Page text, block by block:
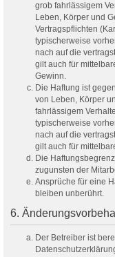
grob fahrlässigem
Leben, Körper und
Vertragspflichten
typischerweise
nach auf die
gilt auch für
Gewinn.
Die Haftung ist
von Leben, Körper
fahrlässigem
typischerweise
nach auf die
gilt auch für
Die
zugunsten der
Ansprüche für eine
bleiben unberührt.
6.
Der Betreiber ist